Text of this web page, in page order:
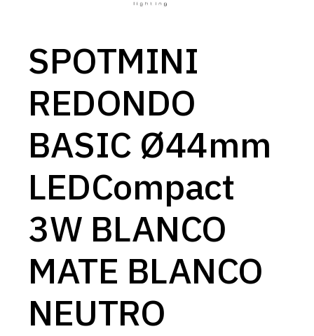
SPOTMINI
REDONDO
BASIC Ø44mm
LEDCompact
3W BLANCO
MATE BLANCO
NEUTRO